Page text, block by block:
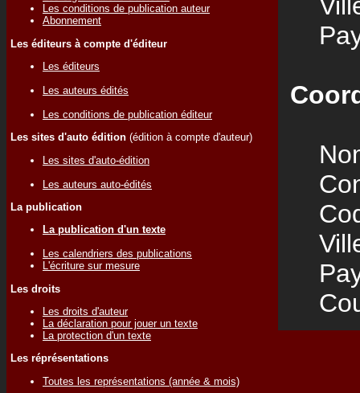
Les conditions de publication auteur
Abonnement
Les éditeurs à compte d'éditeur
Les éditeurs
Les auteurs édités
Les conditions de publication éditeur
Les sites d'auto édition (édition à compte d'auteur)
Les sites d'auto-édition
Les auteurs auto-édités
La publication
La publication d'un texte
Les calendriers des publications
L'écriture sur mesure
Les droits
Les droits d'auteur
La déclaration pour jouer un texte
La protection d'un texte
Les réprésentations
Toutes les représentations (année & mois)